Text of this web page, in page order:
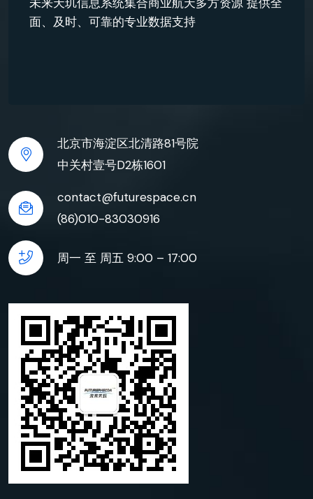
未来天玑信息系统集合商业航天多方资源 提供全
面、及时、可靠的专业数据支持
北京市海淀区北清路81号院
中关村壹号D2栋1601
contact@futurespace.cn
(86)010-83030916
周一 至 周五 9:00 – 17:00